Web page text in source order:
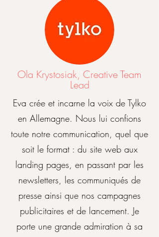
Ola Krystosiak, Creative Team
Lead
Eva crée et incarne la voix de Tylko
en Allemagne. Nous lui confions
toute notre communication, quel que
soit le format : du site web aux
landing pages, en passant par les
newsletters, les communiqués de
presse ainsi que nos campagnes
publicitaires et de lancement. Je
porte une grande admiration à sa